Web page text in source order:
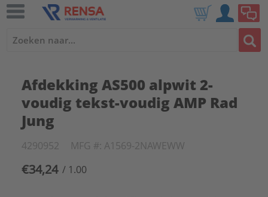
Afdekking AS500 alpwit 2-
voudig tekst-voudig AMP Rad
Jung
4290952 MFG #: A1569-2NAWEWW
€34,24 / 1.00